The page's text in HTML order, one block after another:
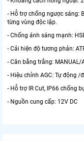
- Hỗ trợ chống ngược sáng:
từng vùng độc lập.
- Chống ánh sáng mạnh:
- Cải hiện độ tương phản:
- Cân bằng trắng: MANUAL/
- Hiệu chỉnh AGC: Tự động /
- Hỗ trợ IR Cut, IP66 chống
- Nguồn cung cấp: 12V DC